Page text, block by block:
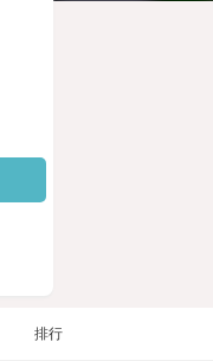
排行